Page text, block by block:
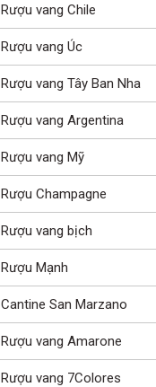
Rượu vang Chile
Rượu vang Úc
Rượu vang Tây Ban Nha
Rượu vang Argentina
Rượu vang Mỹ
Rượu Champagne
Rượu vang bịch
Rượu Mạnh
Cantine San Marzano
Rượu vang Amarone
Rượu vang 7Colores